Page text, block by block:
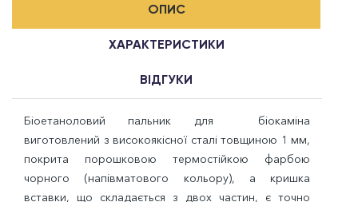
ОПИС
ХАРАКТЕРИСТИКИ
ВІДГУКИ
Біоетаноловий пальник для біокаміна
виготовлений ​​з високоякісної сталі товщиною 1 мм,
покрита порошковою термостійкою фарбою
чорного (напівматового кольору), а кришка
вставки, що складається з двох частин, є точно